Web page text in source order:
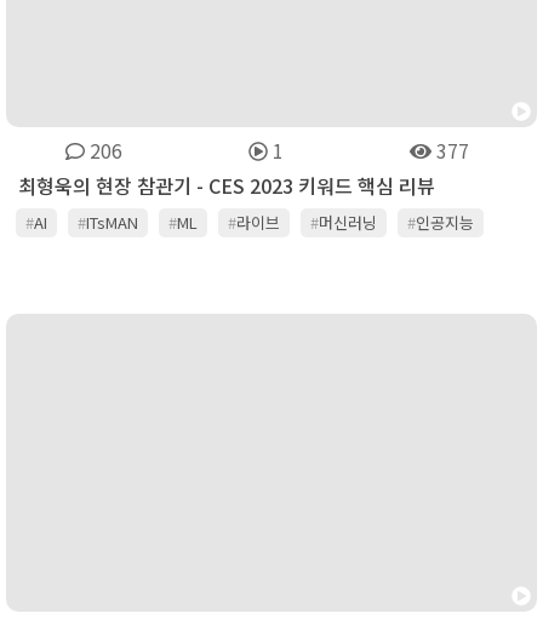
206 1
377
최형욱의 현장 참관기 - CES 2023 키워드 핵심 리뷰
#AI #ITsMAN #ML #라이브 #머신러닝 #인공지능